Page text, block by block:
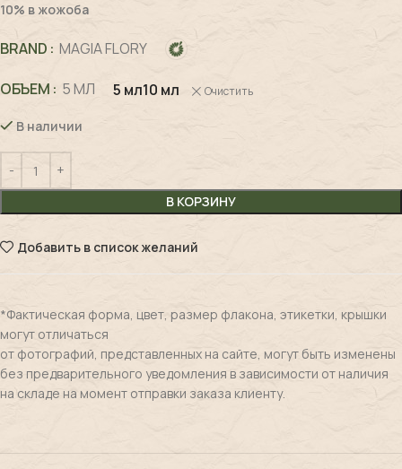
10% в жожоба
BRAND MAGIA FLORY
ОБЪЕМ 5 МЛ 5 мл10 мл Очистить
В наличии
В КОРЗИНУ
Добавить в список желаний
*Фактическая форма, цвет, размер флакона, этикетки, крышки
могут отличаться
от фотографий, представленных на сайте, могут быть изменены
без предварительного уведомления в зависимости от наличия
на складе на момент отправки заказа клиенту.